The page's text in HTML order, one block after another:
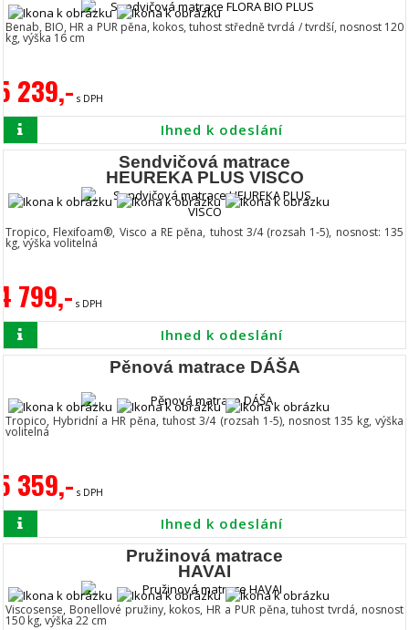
Benab, BIO, HR a PUR pěna, kokos, tuhost středně tvrdá / tvrdší, nosnost 120
kg, výška 16 cm
239,- s DPH
Ihned k odeslání
Sendvičová matrace
HEUREKA PLUS VISCO
Tropico, Flexifoam®, Visco a RE pěna, tuhost 3/4 (rozsah 1-5), nosnost: 135
kg, výška volitelná
799,- s DPH
Ihned k odeslání
Pěnová matrace DÁŠA
Tropico, Hybridní a HR pěna, tuhost 3/4 (rozsah 1-5), nosnost 135 kg, výška
volitelná
359,- s DPH
Ihned k odeslání
Pružinová matrace
HAVAI
Viscosense, Bonellové pružiny, kokos, HR a PUR pěna, tuhost tvrdá, nosnost
150 kg, výška 22 cm